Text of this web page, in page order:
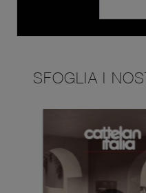
SFOGLIA I